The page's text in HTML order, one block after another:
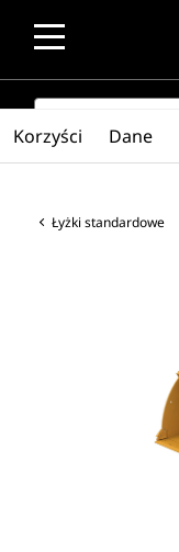
SEARCH
Łyżki standardowe
Korzyści Dane